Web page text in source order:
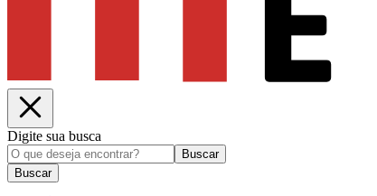
Digite sua busca
Buscar
Buscar